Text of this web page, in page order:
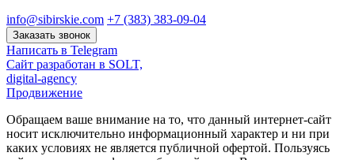
info@sibirskie.com +7 (383) 383-09-04
Заказать звонок
Написать в Telegram
Сайт разработан в SOLT,
digital-agency
Продвижение
Обращаем ваше внимание на то, что данный интернет-сайт
носит исключительно информационный характер и ни при
каких условиях не является публичной офертой. Пользуясь